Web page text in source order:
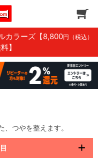
カラーズ 【8,800円（税込）
】
つやを整えます。